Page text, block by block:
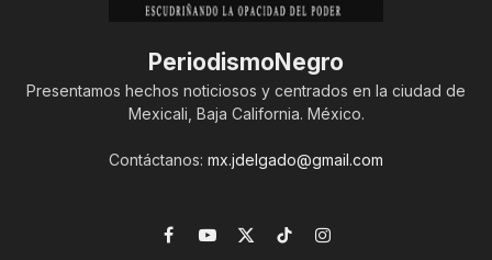
PeriodismoNegro
Presentamos hechos noticiosos y centrados en la ciudad de
Mexicali, Baja California. México.
Contáctanos: mx.jdelgado@gmail.com
Facebook
YouTube
X
TikTokInstagram